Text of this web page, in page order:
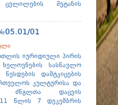
ცვლილების შეტანის
01
იურიდიული პირის
სასწავლო
წესდების დამტკიცების
კულტურისა და
ძწგლთა დაცვის
წლის 7 დეკემბრის